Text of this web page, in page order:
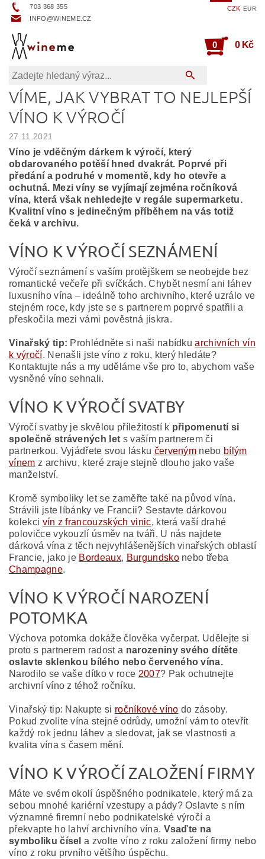
703 368 355
INFO@WINEME.CZ
CZK EUR
0 0 Kč
VÍME, JAK VYBRAT TO NEJLEPŠÍ
VÍNO K VÝROČÍ
27.11.2021
Víno je vděčným dárkem k výročí, který
obdarovaného potěší hned dvakrát. Poprvé při
předání a podruhé v momentě, kdy ho otevře a
ochutná. Mezi víny se vyjímají zejména ročníková
vína, která však nehledejte v regále supermarketu.
Kvalitní víno s jedinečným příběhem na vás totiž
čeká v archivu.
VÍNO K VÝROČÍ SEZNÁMENÍ
Výročí seznámení s vaším protějškem se neobejde bez
romantické večeře při svíčkách. Chybět nesmí ani láhev
luxusního vína – ideálně toho archivního, které uzrálo ve
stejném roce, kdy jste se s partnerem poprvé spatřili a
přeskočila mezi vámi pověstná jiskra.
Vinařský tip: Prohlédněte si naši nabídkuarchivních vín
k výročí. Nenašli jste víno z roku, který hledáte?
Kontaktujte nás a my uděláme vše pro to, abychom vaše
vysněné víno sehnali.
VÍNO K VÝROČÍ SVATBY
Výročí svatby je skvělou příležitostí k připomenutí si
společně strávených let s vaším partnerem či
partnerkou. Vyjádřete svou lásku červeným nebo bílým
vínem z archivu, které zraje stejně dlouho jako vaše
manželství.
Kromě symboliky let se zaměřte také na původ vína.
Strávili jste líbánky ve Francii? Sestavte dárkovou
kolekci vín z francouzských vinic, která vaší drahé
polovičce vykouzlí úsměv na tváři. U nás najdete
dárková vína z těch nejvyhlášenějších vinařských oblastí
Francie, jako je Bordeaux, Burgundskonebo třeba
Champagne.
VÍNO K VÝROČÍ NAROZENÍ
POTOMKA
Výchova potomka dokáže člověka vyčerpat. Udělejte si
proto s partnerem radost a narozeniny svého dítěte
oslavte sklenkou bílého nebo červeného vína.
Narodilo se vaše dítko v roce 2007? Pak ochutnejte
archivní víno z téhož ročníku.
Vinařský tip: Nakupte si ročníkové víno do zásoby.
Pokud zvolíte vína stejné odrůdy, umožní vám to otevřít
každý rok jednu láhev a sledovat, jak se vlastnosti a
kvalita vína s časem mění.
VÍNO K VÝROČÍ ZALOŽENÍ FIRMY
Máte ve svém okolí úspěšného podnikatele, který má za
sebou mnohé kariérní vzestupy a pády? Oslavte s ním
významné firemní nebo podnikatelské výročí a
překvapte ho lahví archivního vína. Vsaďte na
symboliku čísela zvolte víno z roku založení firmy nebo
víno z roku prvního většího úspěchu.